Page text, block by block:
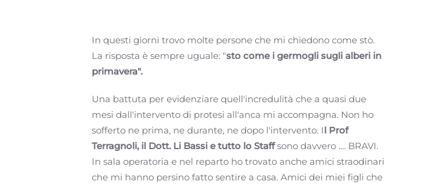
In questi giorni trovo molte persone che mi chiedono come stò.
La risposta è sempre uguale: "sto come i germogli sugli alberi in
primavera".
Una battuta per evidenziare quell'incredulità che a quasi due
mesi dall'intervento di protesi all'anca mi accompagna. Non ho
sofferto ne prima, ne durante, ne dopo l'intervento. Il Prof
Terragnoli, il Dott. Li Bassi e tutto lo Staffsono davvero .... BRAVI.
In sala operatoria e nel reparto ho trovato anche amici straodinari
che mi hanno persino fatto sentire a casa. Amici dei miei figli che